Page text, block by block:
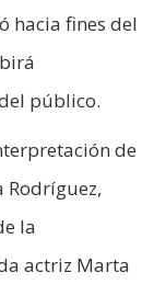
hacia fines del
público.
de
la
actriz Marta